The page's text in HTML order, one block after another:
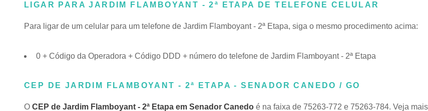
LIGAR PARA JARDIM FLAMBOYANT - 2ª ETAPA DE TELEFONE CELULAR
Para ligar de um celular para um telefone de Jardim Flamboyant - 2ª Etapa, siga o mesmo procedimento acima:
0 + Código da Operadora + Código DDD + número do telefone de Jardim Flamboyant - 2ª Etapa
CEP DE JARDIM FLAMBOYANT - 2ª ETAPA - SENADOR CANEDO / GO
O CEP de Jardim Flamboyant - 2ª Etapa em Senador Canedo é na faixa de 75263-772 e 75263-784. Veja